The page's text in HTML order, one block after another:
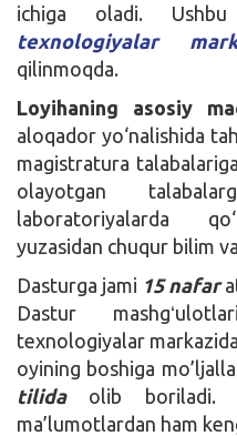
ichiga oladi.
texnologiyalar
qilinmoqda.
Loyihaning asosiy
aloqador yo‘nalishida
magistratura
olayotgan
laboratoriyalarda
yuzasidan chuqur bilim
Dasturga jami 15 nafar
Dastur
texnologiyalar
oyining boshiga
tilidaolib boriladi.
ma’lumotlardan ham